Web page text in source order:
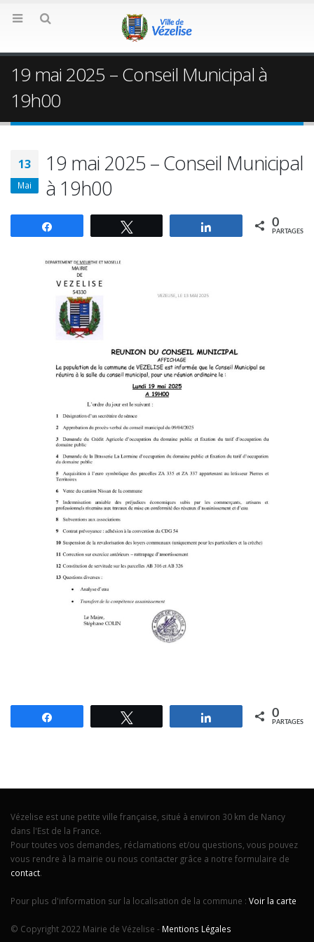
19 mai 2025 – Conseil Municipal à
19h00
13
Mai
19 mai 2025 – Conseil Municipal
à 19h00
Partagez 0
PARTAGES
Partagez 0
PARTAGES
Vézelise est une petite ville française, situé à environ 30 km de Nancy
dans l'Est de la France.
Pour toutes vos demandes, réclamations et/ou questions, vous pouvez
vous rendre à la mairie ou nous contacter grâce a notre formulaire de
contact.
Pour plus d'information sur la localisation de la commune : Voir la carte
© Copyright 2022 Mairie de Vézelise - Mentions Légales